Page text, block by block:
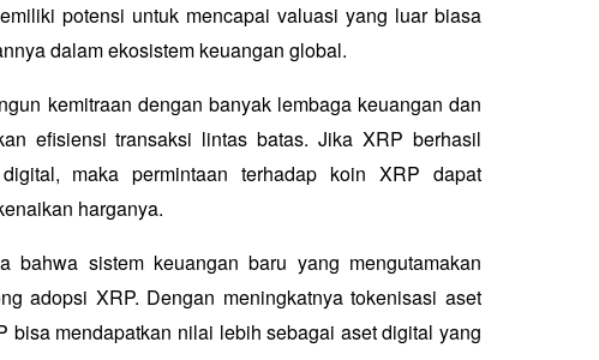
potensi untuk mencapai valuasi yang luar biasa
dalam ekosistem keuangan global.
kemitraan dengan banyak lembaga keuangan dan
efisiensi transaksi lintas batas. Jika XRP berhasil
maka permintaan terhadap koin XRP dapat
harganya.
bahwa sistem keuangan baru yang mengutamakan
adopsi XRP. Dengan meningkatnya tokenisasi aset
bisa mendapatkan nilai lebih sebagai aset digital yang